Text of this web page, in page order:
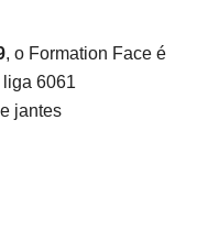
, o Formation Face é
6061
jantes